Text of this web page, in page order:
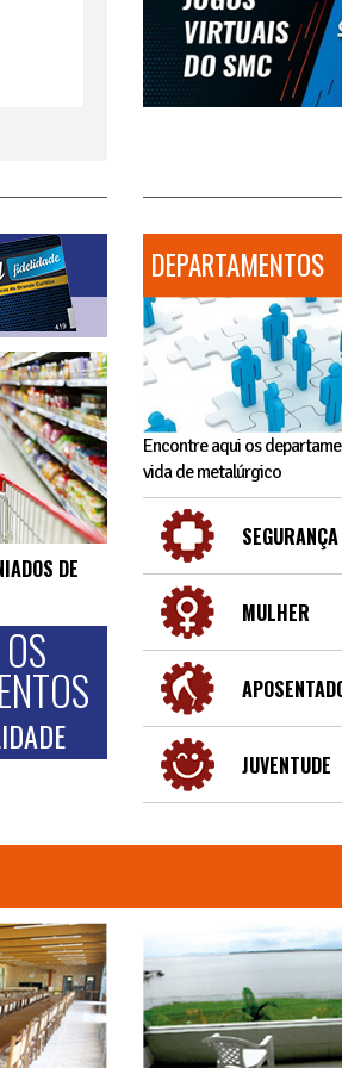
DE
DEPARTAMENTOS
Encontre aqui os
vida de metalúrgico
MULHER
JUVENTUDE